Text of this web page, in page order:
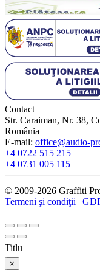
Contact
Str. Caraiman, Nr. 38,
România
E-mail: office@audio-
+4 0722 515 215
+4 0731 005 115
© 2009-2026 Graffiti
Termeni şi condiţii |
Titlu
×